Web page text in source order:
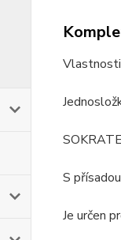
S
Je určen